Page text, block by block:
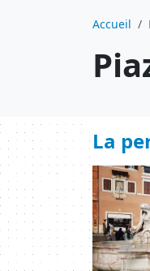
Accueil
La
Image